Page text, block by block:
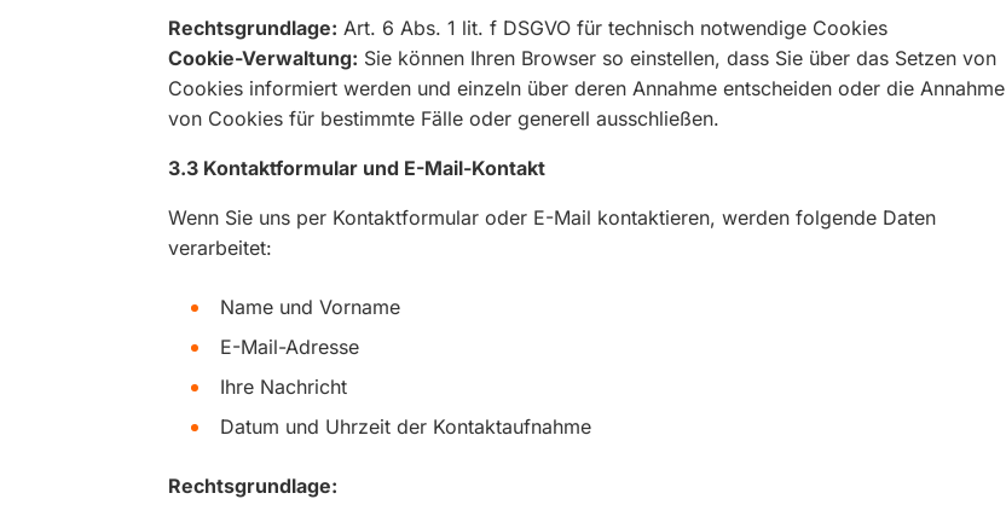
Rechtsgrundlage: Art. 6 Abs. 1 lit. f DSGVO für technisch notwendige Cookies
Cookie-Verwaltung: Sie können Ihren Browser so einstellen, dass Sie über das Setzen von
Cookies informiert werden und einzeln über deren Annahme entscheiden oder die Annahme
von Cookies für bestimmte Fälle oder generell ausschließen.
3.3 Kontaktformular und E-Mail-Kontakt
Wenn Sie uns per Kontaktformular oder E-Mail kontaktieren, werden folgende Daten
verarbeitet:
Name und Vorname
E-Mail-Adresse
Ihre Nachricht
Datum und Uhrzeit der Kontaktaufnahme
Rechtsgrundlage: